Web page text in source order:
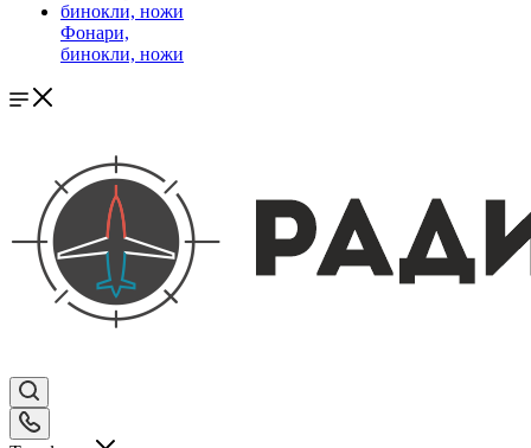
Фонари,
бинокли, ножи